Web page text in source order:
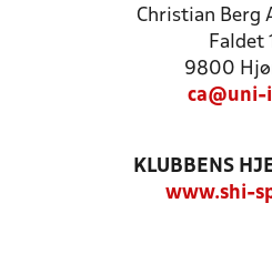
Christian Berg
Faldet
9800
KLUBBENS
www.shi-